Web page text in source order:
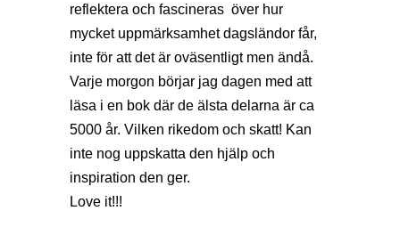
reflektera och fascineras över hur
mycket uppmärksamhet dagsländor får,
inte för att det är oväsentligt men ändå.
Varje morgon börjar jag dagen med att
läsa i en bok där de älsta delarna är ca
5000 år. Vilken rikedom och skatt! Kan
inte nog uppskatta den hjälp och
inspiration den ger.
Love it!!!